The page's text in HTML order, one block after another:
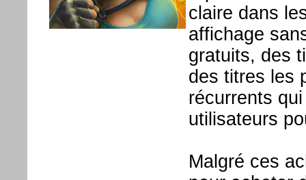
claire dans
affichage
gratuits, des
des titres les
récurrents
utilisateurs
Malgré ces